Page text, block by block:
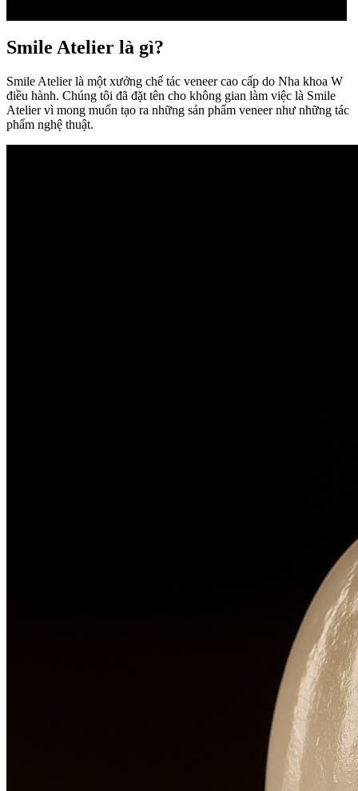
Smile Atelier là gì?
Smile Atelier là một xưởng chế tác veneer cao cấp do Nha khoa W
điều hành. Chúng tôi đã đặt tên cho không gian làm việc là Smile
Atelier vì mong muốn tạo ra những sản phẩm veneer như những tác
phẩm nghệ thuật.